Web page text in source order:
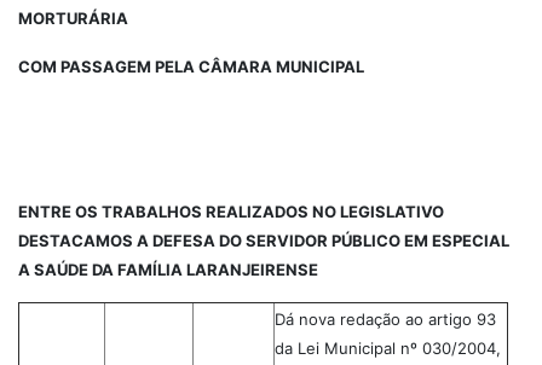
MORTURÁRIA
COM PASSAGEM PELA CÂMARA MUNICIPAL
ENTRE OS TRABALHOS REALIZADOS NO LEGISLATIVO
DESTACAMOS A DEFESA DO SERVIDOR PÚBLICO EM ESPECIAL
A SAÚDE DA FAMÍLIA LARANJEIRENSE
Dá nova redação ao artigo 93
da Lei Municipal nº 030/2004,